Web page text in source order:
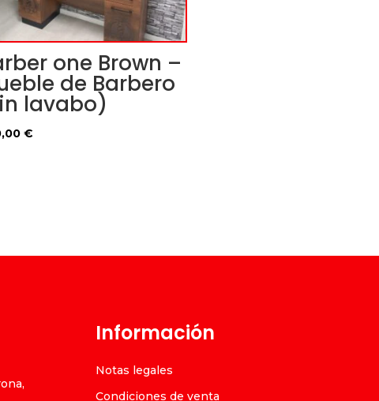
one Brown –
de Barbero
lavabo)
€
Información
Notas legales
Condiciones de venta